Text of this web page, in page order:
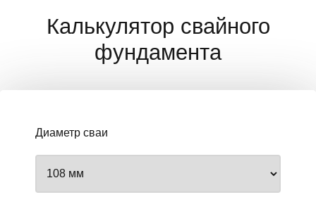
Калькулятор свайного
фундамента
Диаметр сваи